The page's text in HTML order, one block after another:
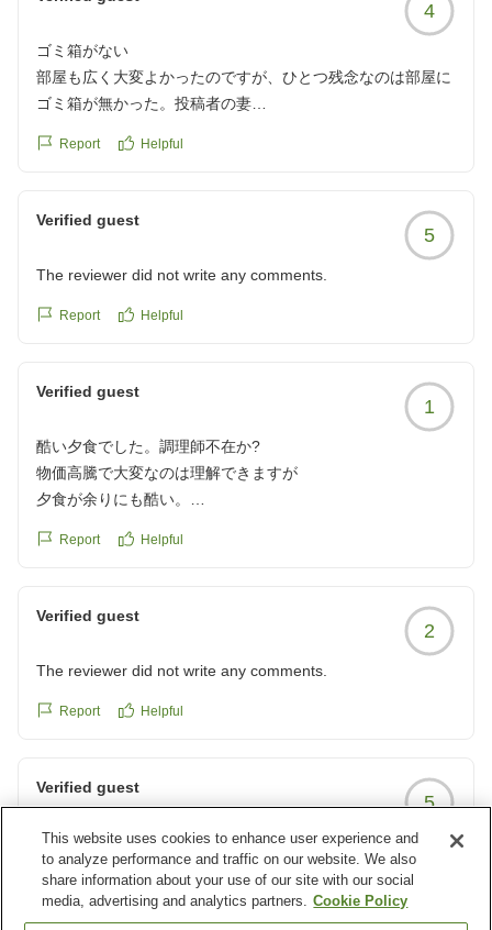
https://review.travel.rakuten.co.jp/hotel/voice/7135?
reviewId=33123478040070
4
ゴミ箱がない
部屋も広く大変よかったのですが、ひとつ残念なのは部屋に
ゴミ箱が無かった。投稿者の妻
https://review.travel.rakuten.co.jp/hotel/voice/7135?
Report Helpful
Verified guest
5
The reviewer did not write any comments.
Report Helpful
Verified guest
1
酷い夕食でした。調理師不在か?
物価高騰で大変なのは理解できますが
夕食が余りにも酷い。
煮物、カレイの煮付け、臭い。
クチコミの詳細はこちらから
Report Helpful
Verified guest
2
The reviewer did not write any comments.
Report Helpful
Verified guest
5
丁寧な接客と美味しい食事、快適な温泉
全体的に落ち着いた安心できる旅館ホテルでした。
口コミをもとに選んだのですが、中心街からも車で30分以
内、駐車場も広く接客も丁寧で気持ちよく過ごす事ができま
This website uses cookies to enhance user experience and
to analyze performance and traffic on our website. We also
share information about your use of our site with our social
media, advertising and analytics partners. Cookie Policy